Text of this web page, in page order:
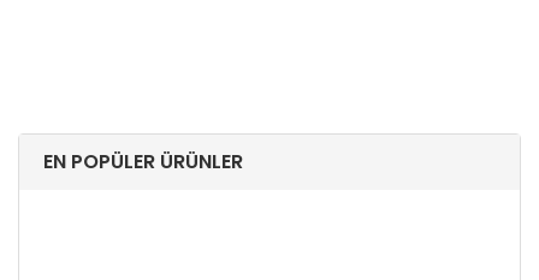
EN POPÜLER ÜRÜNLER